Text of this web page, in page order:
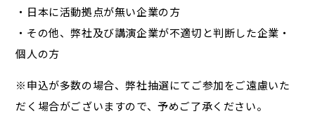
・日本に活動拠点が無い企業の方
・その他、弊社及び講演企業が不適切と判断した企業・
個人の方
※申込が多数の場合、弊社抽選にてご参加をご遠慮いた
だく場合がございますので、予めご了承ください。